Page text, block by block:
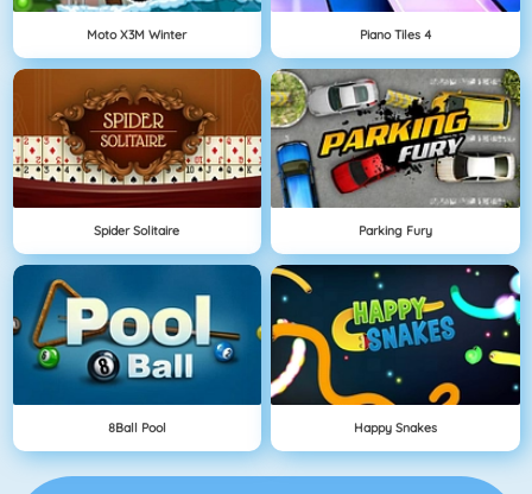
Moto X3M Winter Piano Tiles 4
Spider Solitaire Parking Fury
8Ball Pool Happy Snakes